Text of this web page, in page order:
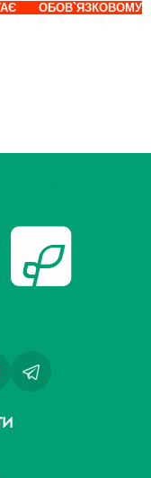
ОБОВ`ЯЗКОВОМУ